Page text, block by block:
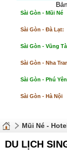
Sài Gòn - Mũi Né
Sài Gòn - Đà Lạt:
Sài Gòn - Vũng
Sài Gòn - Nha
Sài Gòn - Phú Yên
Sài Gòn - Hà Nội
Mũi Né -
DU LỊCH